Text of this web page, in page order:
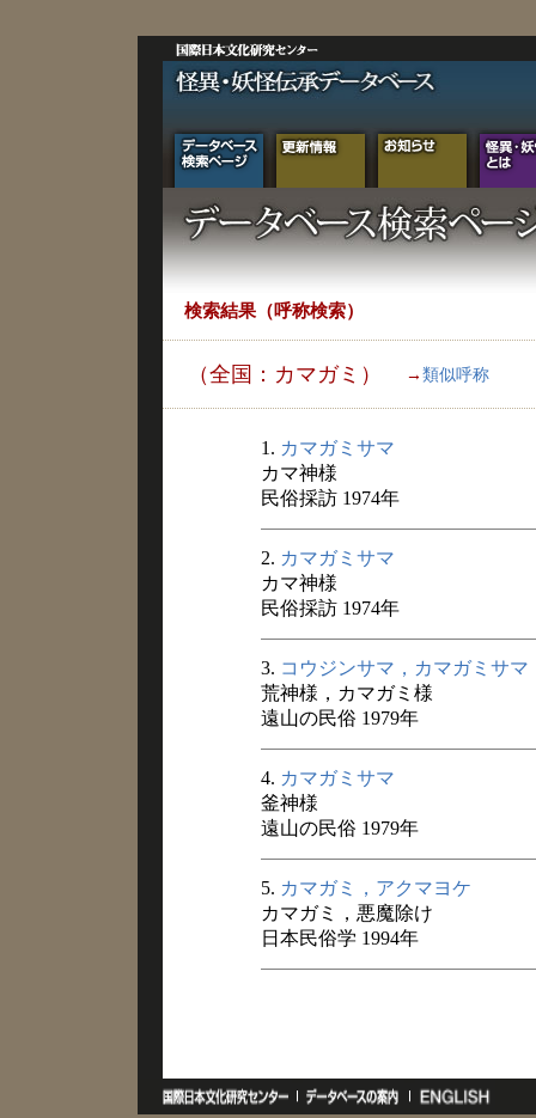
検索結果（呼称検索）
（全国：カマガミ） → 類似呼称
1. カマガミサマ
カマ神様
民俗採訪 1974年
2. カマガミサマ
カマ神様
民俗採訪 1974年
3. コウジンサマ，カマガミサマ
荒神様，カマガミ様
遠山の民俗 1979年
4. カマガミサマ
釜神様
遠山の民俗 1979年
5. カマガミ，アクマヨケ
カマガミ，悪魔除け
日本民俗学 1994年